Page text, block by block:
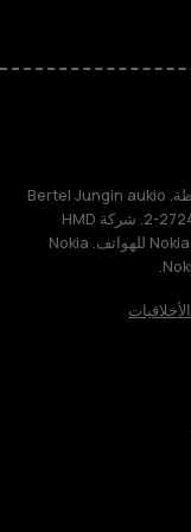
TM و © 2026 HMD Global. جميع الحقوق محفوظة. Bertel Jungin aukio
9, 02600 Espoo, Finland. مُعرِّف الشركة: 2724044-2. شركة HMD
Global Oy حاصلة على ترخيص من الاسم التجاري Nokia للهواتف. Nokia
الأخلاقيات